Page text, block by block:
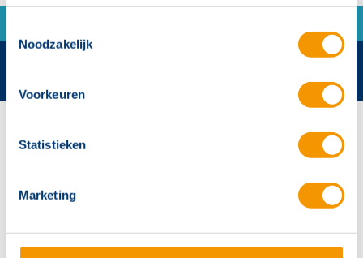
Noodzakelijk
Voorkeuren
Statistieken
Marketing
6003 DE Weert
+31 (0)495 584111